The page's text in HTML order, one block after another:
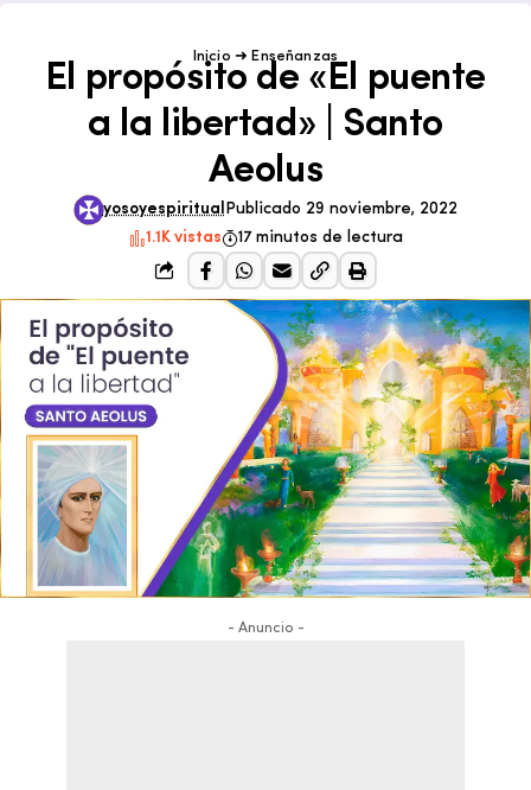
Inicio ➜ Enseñanzas
El propósito de «El puente
a la libertad» | Santo
Aeolus
yosoyespiritual Publicado 29 noviembre, 2022
1.1K vistas
17 minutos de lectura
- Anuncio -